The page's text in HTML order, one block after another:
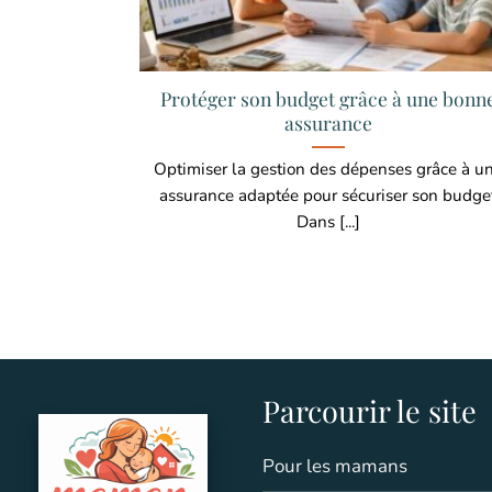
Protéger son budget grâce à une
assurance
Optimiser la gestion des dépenses grâce à
assurance adaptée pour sécuriser son
Dans [...]
Parcourir le site
Pour les mamans